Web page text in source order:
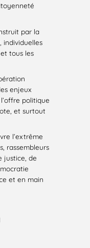
par la
individuelles
tous les
enjeux
politique
et surtout
l’extrême
rassembleurs
justice, de
et en main